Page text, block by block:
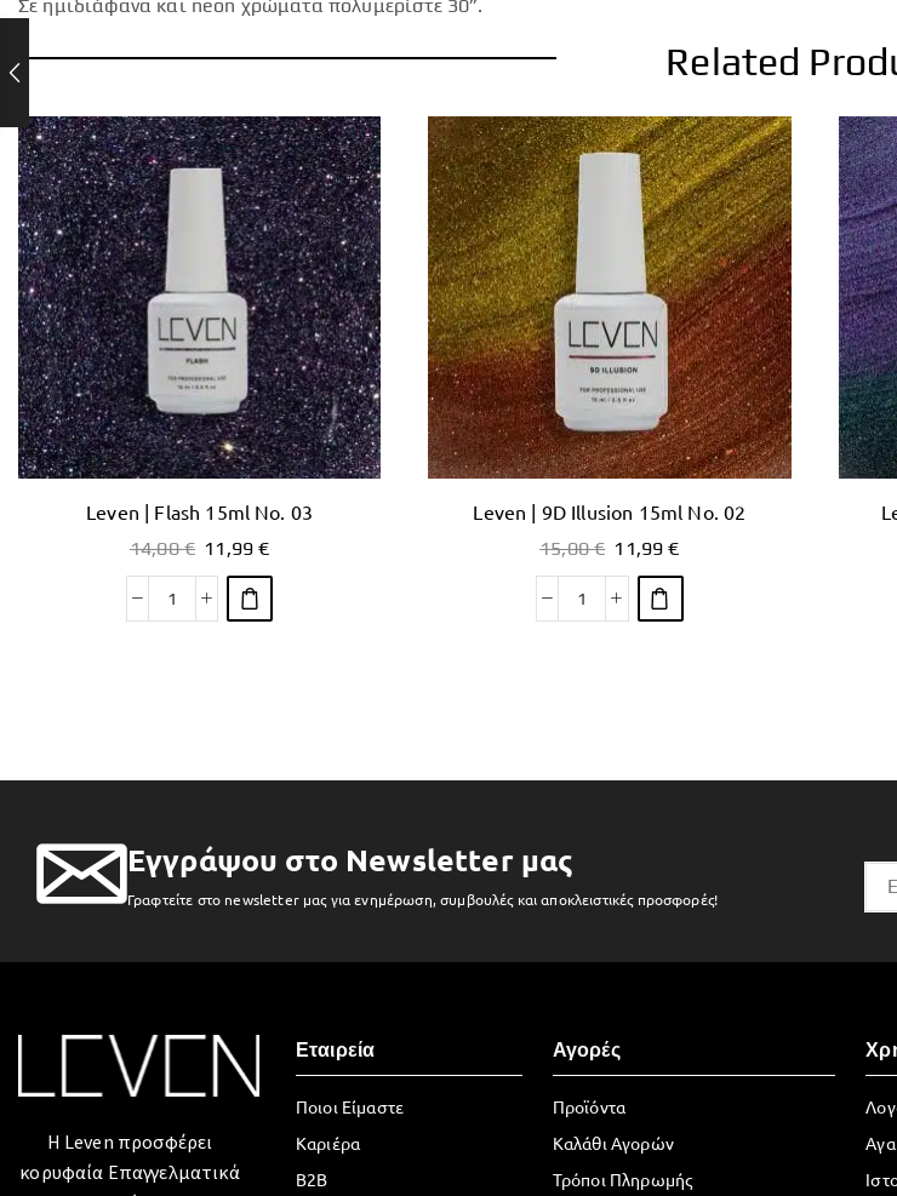
Σε ημιδιάφανα και neon χρώματα πολυμερίστε 30”.
Related
Leven | Flash 15ml No. 03
14,00€ 11,99€
Leven | 9D Illusion 15ml No. 02
15,00€ 11,99€
Εγγράψου στο Newsletter μας
Γραφτείτε στο newsletter μας για ενημέρωση, συμβουλές και αποκλειστικές προσφορές!
Η Leven προσφέρει
κορυφαία Επαγγελματικά
Εταιρεία
Ποιοι Είμαστε
Καριέρα
B2B
Αγορές
Προϊόντα
Καλάθι Αγορών
Τρόποι Πληρωμής